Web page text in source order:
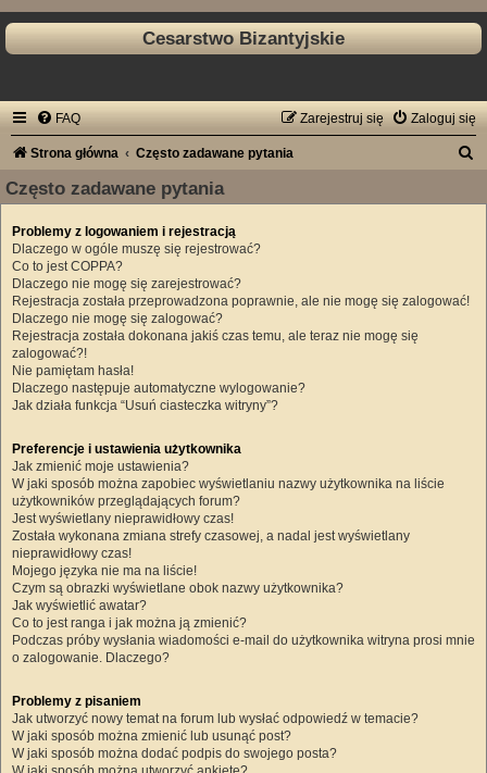
Cesarstwo Bizantyjskie
FAQ Zaloguj się
Zarejestruj się
Strona główna Często zadawane pytania
u
Często zadawane pytania
Problemy z logowaniem i rejestracją
Dlaczego w ogóle muszę się rejestrować?
Co to jest COPPA?
Dlaczego nie mogę się zarejestrować?
Rejestracja została przeprowadzona poprawnie, ale nie mogę się zalogować!
Dlaczego nie mogę się zalogować?
Rejestracja została dokonana jakiś czas temu, ale teraz nie mogę się
zalogować?!
Nie pamiętam hasła!
Dlaczego następuje automatyczne wylogowanie?
Jak działa funkcja “Usuń ciasteczka witryny”?
Preferencje i ustawienia użytkownika
Jak zmienić moje ustawienia?
W jaki sposób można zapobiec wyświetlaniu nazwy użytkownika na liście
użytkowników przeglądających forum?
Jest wyświetlany nieprawidłowy czas!
Została wykonana zmiana strefy czasowej, a nadal jest wyświetlany
nieprawidłowy czas!
Mojego języka nie ma na liście!
Czym są obrazki wyświetlane obok nazwy użytkownika?
Jak wyświetlić awatar?
Co to jest ranga i jak można ją zmienić?
Podczas próby wysłania wiadomości e-mail do użytkownika witryna prosi mnie
o zalogowanie. Dlaczego?
Problemy z pisaniem
Jak utworzyć nowy temat na forum lub wysłać odpowiedź w temacie?
W jaki sposób można zmienić lub usunąć post?
W jaki sposób można dodać podpis do swojego posta?